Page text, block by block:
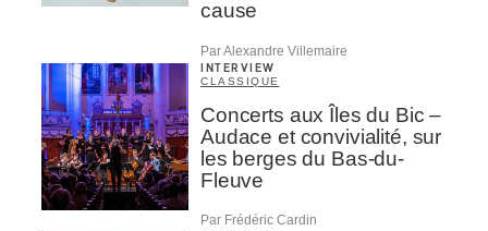
cause
Par Alexandre Villemaire
INTERVIEW
CLASSIQUE
Concerts aux Îles du Bic –
Audace et convivialité, sur
les berges du Bas-du-
Fleuve
Par Frédéric Cardin